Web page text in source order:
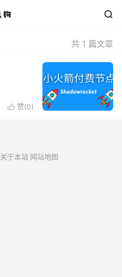

共 1 篇文章
 赞(0)
关于本站 网站地图